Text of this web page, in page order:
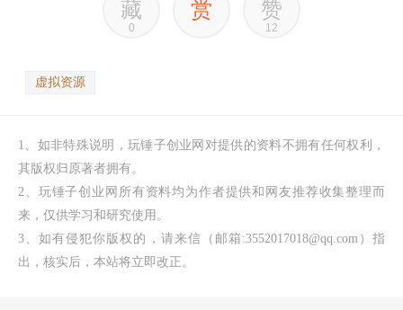
藏
0
赏 赞
12
虚拟资源
1、如非特殊说明，玩锤子创业网对提供的资料不拥有任何权利，
其版权归原著者拥有。
2、玩锤子创业网所有资料均为作者提供和网友推荐收集整理而
来，仅供学习和研究使用。
3、如有侵犯你版权的，请来信（邮箱:3552017018@qq.com）指
出，核实后，本站将立即改正。